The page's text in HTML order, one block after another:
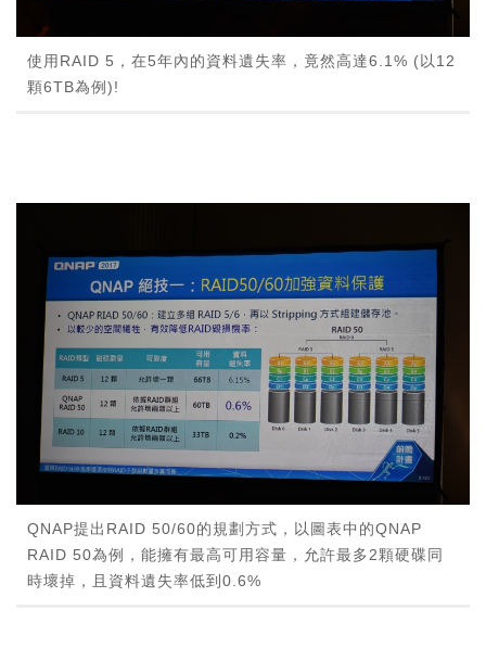
使用RAID 5，在5年內的資料遺失率，竟然高達6.1% (以12
顆6TB為例)!
QNAP提出RAID 50/60的規劃方式，以圖表中的QNAP
RAID 50為例，能擁有最高可用容量，允許最多2顆硬碟同
時壞掉，且資料遺失率低到0.6%